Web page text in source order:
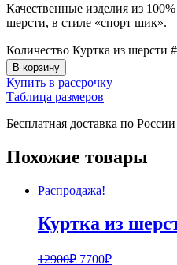
Качественные изделия из
шерсти, в стиле «спорт шик».
Количество Куртка из шерсти
В корзину
Купить в рассрочку
Таблица размеров
Бесплатная доставка по России
Похожие товары
Распродажа!
Куртка из
12900₽ 7700₽